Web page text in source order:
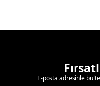
E-posta adresinle